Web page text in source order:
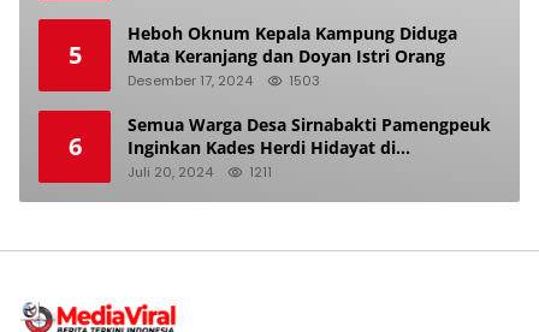
5
Heboh Oknum Kepala Kampung Diduga
Mata Keranjang dan Doyan Istri Orang
Desember 17, 2024 1503
6
Semua Warga Desa Sirnabakti Pamengpeuk
Inginkan Kades Herdi Hidayat di
Berhentikan Dari Jabatan nya
Juli 20, 2024 1211